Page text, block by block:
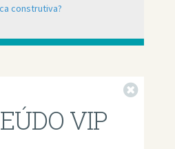
construtiva?
VIP